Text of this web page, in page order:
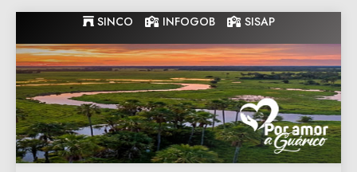
to
content
SINCO INFOGOB SISAP
Gobernacion
de Guarico
Gobernacion de Guarico